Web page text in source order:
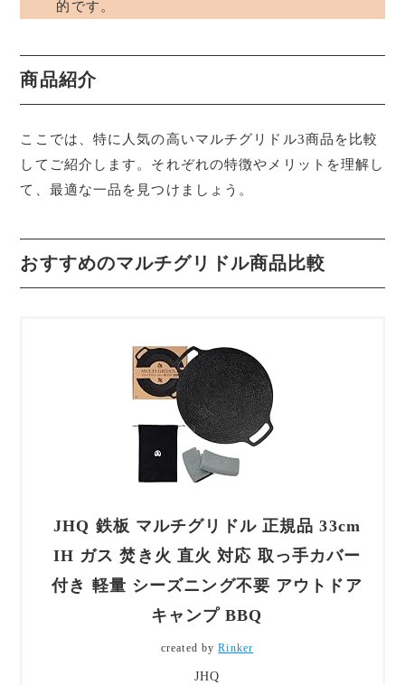
的です。
商品紹介
ここでは、特に人気の高いマルチグリドル3商品を比較
してご紹介します。それぞれの特徴やメリットを理解し
て、最適な一品を見つけましょう。
おすすめのマルチグリドル商品比較
JHQ 鉄板 マルチグリドル 正規品 33cm
IH ガス 焚き火 直火 対応 取っ手カバー
付き 軽量 シーズニング不要 アウトドア
キャンプ BBQ
created byRinker
JHQ